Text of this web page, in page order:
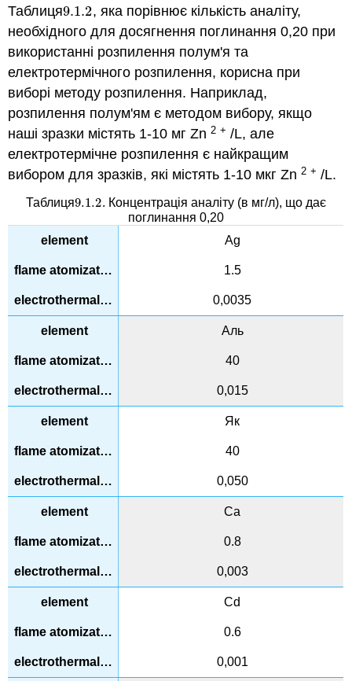
Таблиця9.1.2
9.1.2, яка порівнює кількість аналіту,
необхідного для досягнення поглинання 0,20 при
використанні розпилення полум'я та
електротермічного розпилення, корисна при
виборі методу розпилення. Наприклад,
розпилення полум'ям є методом вибору, якщо
наші зразки містять 1-10 мг Zn2 + /L, але
електротермічне розпилення є найкращим
вибором для зразків, які містять 1-10 мкг Zn2 + /L.
Таблиця9.1.2
9.1.2. Концентрація аналіту (в мг/л), що дає
поглинання 0,20
Ag
1.5
0,0035
Аль
40
0,015
Як
40
0,050
Ca
0.8
0,003
Cd
0.6
0,001